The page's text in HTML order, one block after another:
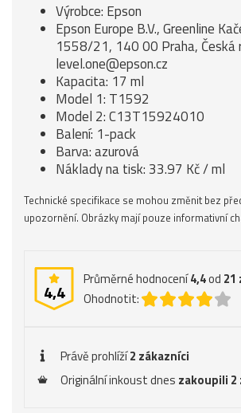
Výrobce: Epson
Epson Europe B.V., Greenline
1558/21, 140 00 Praha, Česká
level.one@epson.cz
Kapacita: 17 ml
Model 1: T1592
Model 2: C13T15924010
Balení: 1-pack
Barva: azurová
Náklady na tisk: 33.97 Kč / ml
Technické specifikace se mohou změnit bez
upozornění. Obrázky mají pouze informativní
4,4
Průměrné hodnocení4,4od 21
Ohodnotit:
Právě prohlíží2 zákazníci
Originální inkoust dnes zakoupili 2